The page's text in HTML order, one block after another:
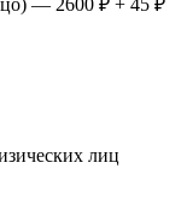
— 2600 ₽ + 45 ₽
лиц